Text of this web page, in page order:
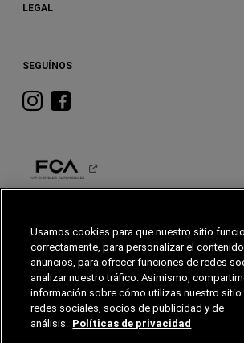
LEGAL
SEGUÍNOS
Visita
Instagram
Visita
Facebook
©2026 FCA EE. UU. LLC. Reservados todos los derechos.
Jeep, Ram, son marcas comerciales registradas de FCA US
FIAT es una marca registradas de FCA Group Marketing
*El MSRP excluye destino, impuestos, títulos y tarifas de
un modelo más caro. Los precios y las ofertas pueden
sin previo aviso. Para detalles de precios, consulte a su
Usamos cookies para que nuestro sitio
correctamente, para personalizar el
anuncios, para ofrecer funciones de redes
analizar nuestro tráfico. Asimismo,
información sobre cómo utilizas nuestro sitio
redes sociales, socios de publicidad y de
análisis. Políticas de privacidad